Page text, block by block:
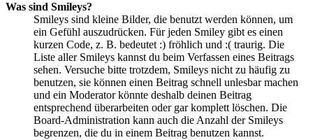
Was sind Smileys?
Smileys sind kleine Bilder, die benutzt werden können, um
ein Gefühl auszudrücken. Für jeden Smiley gibt es einen
kurzen Code, z. B. bedeutet :) fröhlich und :( traurig. Die
Liste aller Smileys kannst du beim Verfassen eines Beitrags
sehen. Versuche bitte trotzdem, Smileys nicht zu häufig zu
benutzen, sie können einen Beitrag schnell unlesbar machen
und ein Moderator könnte deshalb deinen Beitrag
entsprechend überarbeiten oder gar komplett löschen. Die
Board-Administration kann auch die Anzahl der Smileys
begrenzen, die du in einem Beitrag benutzen kannst.